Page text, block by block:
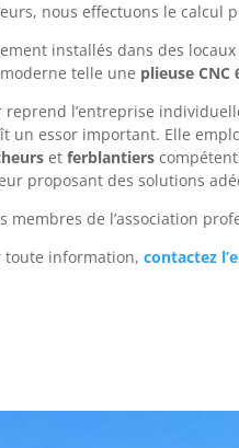
nous effectuons le calcul
installés dans des
telle une plieuse CNC
reprend l’entreprise
un essor important. Elle
et ferblantiers
proposant des solutions
membres de l’association
toute information, contactez